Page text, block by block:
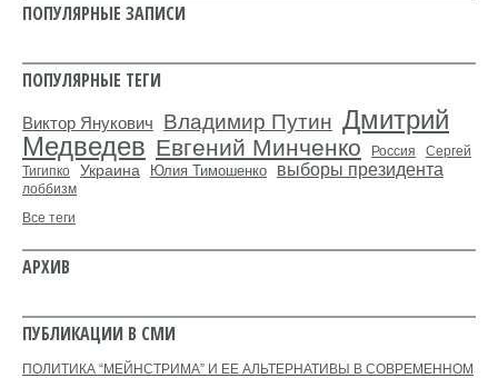
ПОПУЛЯРНЫЕ ЗАПИСИ
ПОПУЛЯРНЫЕ ТЕГИ
Виктор Янукович Владимир Путин Дмитрий
Медведев Евгений Минченко Россия
Сергей
Тигипко
Украина Юлия Тимошенко выборы президента
лоббизм
Все теги
АРХИВ
ПУБЛИКАЦИИ В СМИ
ПОЛИТИКА “МЕЙНСТРИМА” И ЕЕ АЛЬТЕРНАТИВЫ В СОВРЕМЕННОМ